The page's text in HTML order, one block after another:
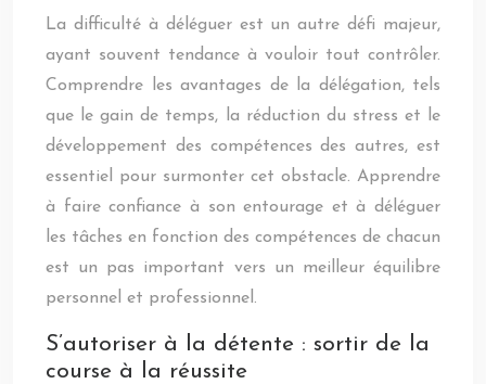
La difficulté à déléguer est un autre défi majeur,
ayant souvent tendance à vouloir tout contrôler.
Comprendre les avantages de la délégation, tels
que le gain de temps, la réduction du stress et le
développement des compétences des autres, est
essentiel pour surmonter cet obstacle. Apprendre
à faire confiance à son entourage et à déléguer
les tâches en fonction des compétences de chacun
est un pas important vers un meilleur équilibre
personnel et professionnel.
S’autoriser à la détente : sortir de la
course à la réussite